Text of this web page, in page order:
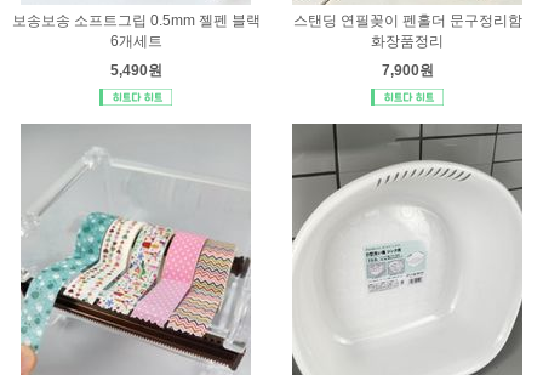
보송보송 소프트그립 0.5mm 젤펜 블랙
6개세트
5,490원
스탠딩 연필꽂이 펜홀더 문구정리함
화장품정리
7,900원